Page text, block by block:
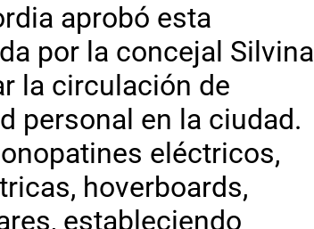
aprobó esta
por la concejal Silvina
la circulación de
personal en la ciudad.
eléctricos,
hoverboards,
estableciendo